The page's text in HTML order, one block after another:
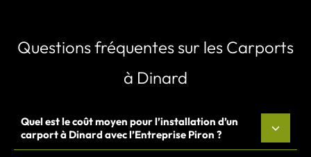
Questions fréquentes sur les Carports
à Dinard
Quel est le coût moyen pour l’installation d’un
carport à Dinard avec l’Entreprise Piron ?